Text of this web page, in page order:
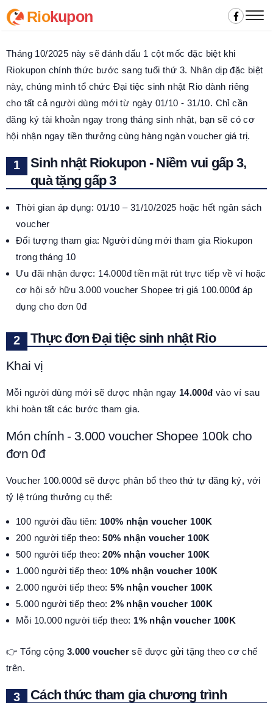
Riokupon
Tháng 10/2025 này sẽ đánh dấu 1 cột mốc đặc biệt khi
Riokupon chính thức bước sang tuổi thứ 3. Nhân dịp đặc biệt
này, chúng mình tổ chức Đại tiệc sinh nhật Rio dành riêng
cho tất cả người dùng mới từ ngày 01/10 - 31/10. Chỉ cần
đăng ký tài khoản ngay trong tháng sinh nhật, bạn sẽ có cơ
hội nhận ngay tiền thưởng cùng hàng ngàn voucher giá trị.
Sinh nhật Riokupon - Niềm vui gấp 3,
quà tặng gấp 3
Thời gian áp dụng: 01/10 – 31/10/2025 hoặc hết ngân sách
voucher
Đối tượng tham gia: Người dùng mới tham gia Riokupon
trong tháng 10
Ưu đãi nhận được: 14.000đ tiền mặt rút trực tiếp về ví hoặc
cơ hội sở hữu 3.000 voucher Shopee trị giá 100.000đ áp
dụng cho đơn 0đ
Thực đơn Đại tiệc sinh nhật Rio
Khai vị
Mỗi người dùng mới sẽ được nhận ngay 14.000đ vào ví sau
khi hoàn tất các bước tham gia.
Món chính - 3.000 voucher Shopee 100k cho
đơn 0đ
Voucher 100.000đ sẽ được phân bổ theo thứ tự đăng ký, với
tỷ lệ trúng thưởng cụ thể:
100 người đầu tiên: 100% nhận voucher 100K
200 người tiếp theo:50% nhận voucher 100K
500 người tiếp theo:20% nhận voucher 100K
1.000 người tiếp theo: 10% nhận voucher 100K
2.000 người tiếp theo:5% nhận voucher 100K
5.000 người tiếp theo:2% nhận voucher 100K
Mỗi 10.000 người tiếp theo: 1% nhận voucher 100K
👉 Tổng cộng 3.000 voucher sẽ được gửi tặng theo cơ chế
trên.
Cách thức tham gia chương trình